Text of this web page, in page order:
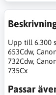
Upp till 6.300
653Cdw,
732Cdw,
735Cx
Passar